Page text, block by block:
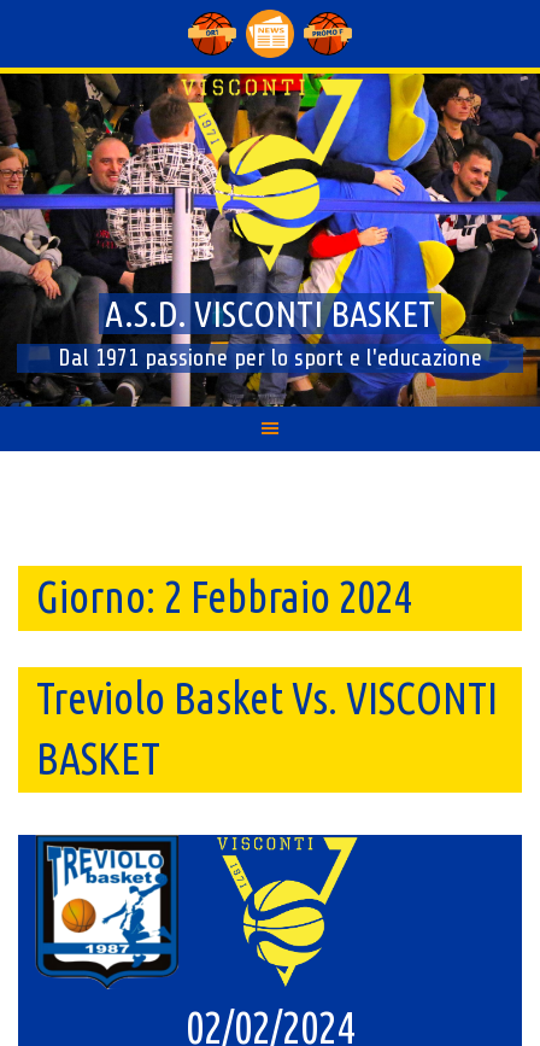
content
A.S.D. VISCONTI BASKET
Dal 1971 passione per lo sport e l'educazione
Giorno: 2 Febbraio 2024
Treviolo Basket Vs. VISCONTI
BASKET
02/02/2024